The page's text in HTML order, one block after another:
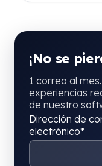
¡No se
1 correo al
experiencias
de nuestro
Dirección de
electrónico*